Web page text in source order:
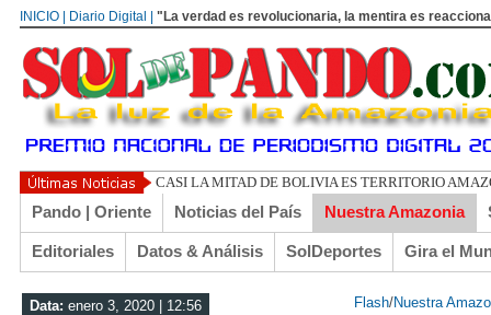
INICIO | Diario Digital | "La verdad es revolucionaria, la mentira es
UN LIBERTARIO LLAMADO EL TURI TORRI
Pando | Oriente Noticias del País Nuestra Amazonia
Editoriales Datos & Análisis SolDeportes Gira el
Data: enero 3, 2020 | 12:56 Flash/Nuestra